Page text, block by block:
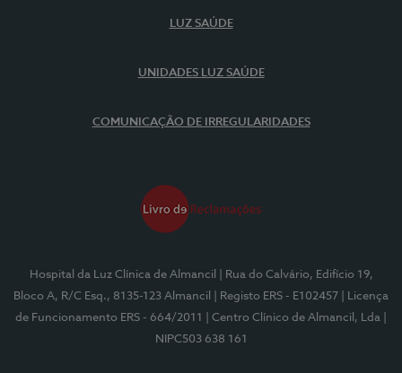
LUZ SAÚDE
UNIDADES LUZ SAÚDE
COMUNICAÇÃO DE IRREGULARIDADES
Hospital da Luz Clínica de Almancil
| Rua do Calvário, Edifício 19,
Bloco A, R/C Esq., 8135-123 Almancil
| Registo ERS - E102457
| Licença
de Funcionamento ERS - 664/2011
| Centro Clínico de Almancil, Lda
NIPC503 638 161